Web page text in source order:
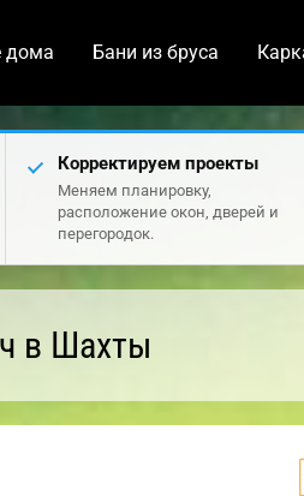
дома Бани из бруса
Корректируем проекты
Меняем планировку,
расположение окон, дверей и
перегородок.
в Шахты